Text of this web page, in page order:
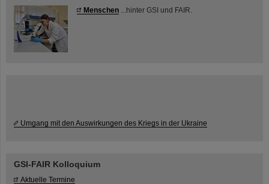
Menschen ...hinter GSI und FAIR.
Umgang mit den Auswirkungen des Kriegs in der Ukraine
GSI-FAIR Kolloquium
Aktuelle Termine